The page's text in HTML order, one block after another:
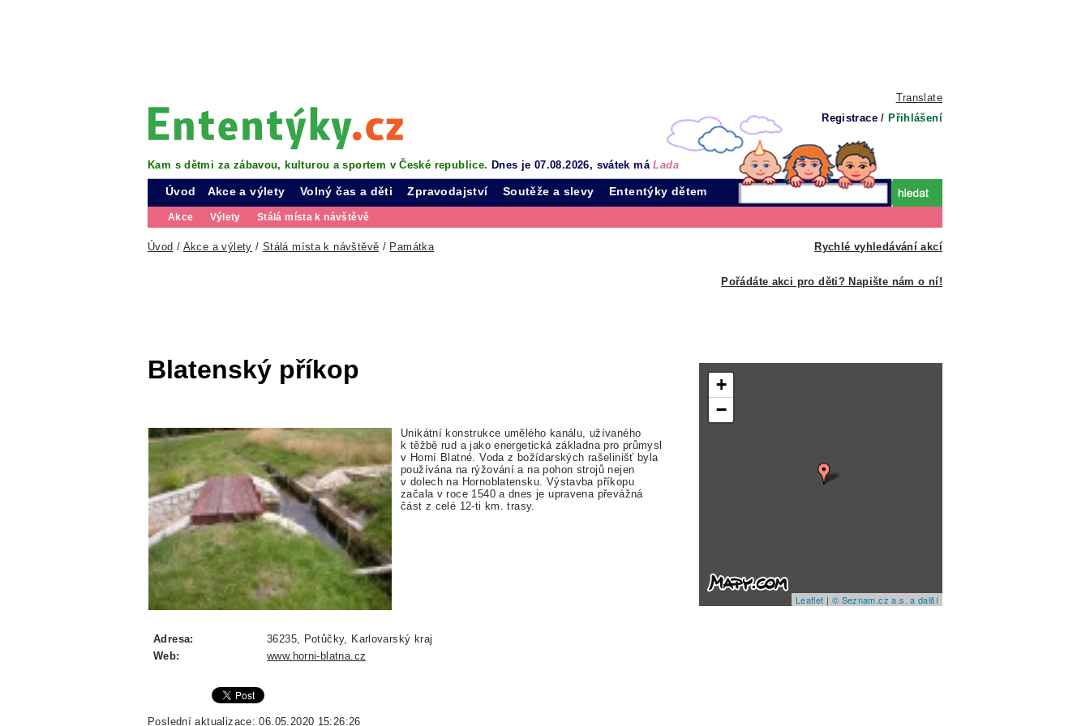
Translate
Registrace / Přihlášení
Kam s dětmi za zábavou, kulturou a sportem v České republice. Dnes je 07.08.2026, svátek máLada
Úvod Akce a výlety
Akce Výlety Stálá místa k návštěvě
Volný čas a děti Zpravodajství Soutěže a slevy Ententýky dětem
Rychlé vyhledávání akcí
Úvod / Akce a výlety / Stálá místa k návštěvě / Památka
Pořádáte akci pro děti? Napište nám o ní!
Blatenský příkop
Unikátní konstrukce umělého kanálu, užívaného
k těžbě rud a jako energetická základna pro průmysl
v Horní Blatné. Voda z božídarských rašelinišť byla
používána na rýžování a na pohon strojů nejen
v dolech na Hornoblatensku. Výstavba příkopu
začala v roce 1540 a dnes je upravena převážná
část z celé 12-ti km. trasy.
Adresa:
36235, Potůčky, Karlovarský kraj
Web:
www.horni-blatna.cz
Poslední aktualizace: 06.05.2020 15:26:26
+
−
Leaflet | © Seznam.cz a.s. a další